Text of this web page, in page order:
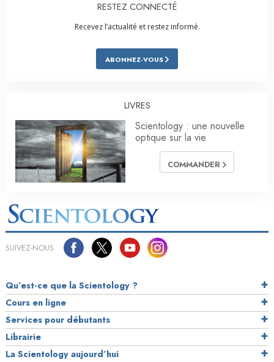
RESTEZ CONNECTÉ
Recevez l’actualité et restez informé.
ABONNEZ-VOUS
LIVRES
Scientology : une nouvelle
optique sur la vie
COMMANDER
SUIVEZ-NOUS
Qu’est-ce que la Scientology ?
Cours en ligne
Services pour débutants
Librairie
La Scientology aujourd’hui